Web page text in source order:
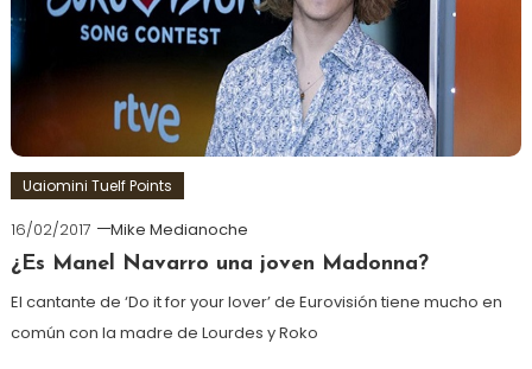
Uaiomini Tuelf Points
16/02/2017
Mike Medianoche
¿Es Manel Navarro una joven Madonna?
El cantante de ‘Do it for your lover’ de Eurovisión tiene mucho en
común con la madre de Lourdes y Roko